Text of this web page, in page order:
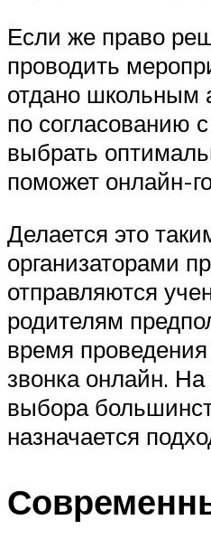
Если же право
проводить
отдано школьным
по согласованию
выбрать
поможет онлайн-
Делается это
организаторами
отправляются
родителям
время проведения
звонка онлайн.
выбора
назначается